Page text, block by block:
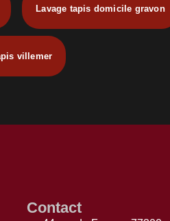
Lavage tapis domicile gravon
villemer
Contact